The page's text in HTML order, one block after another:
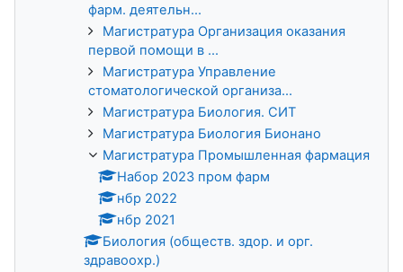
фарм. деятельн...
Магистратура Организация оказания
первой помощи в ...
Магистратура Управление
стоматологической организа...
Магистратура Биология. СИТ
Магистратура Биология Бионано
Магистратура Промышленная фармация
Набор 2023 пром фарм
нбр 2022
нбр 2021
Биология (обществ. здор. и орг.
здравоохр.)